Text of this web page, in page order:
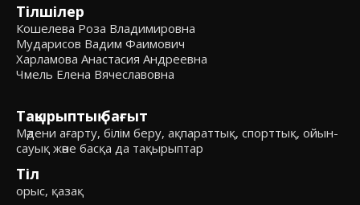
Тілшілер
Кошелева Роза Владимировна
Мударисов Вадим Фаимович
Харламова Анастасия Андреевна
Чмель Елена Вячеславовна
Тақырыптық бағыт
Мәдени ағарту, білім беру, ақпараттық, спорттық, ойын-
сауық және басқа да тақырыптар
Тіл
орыс, қазақ